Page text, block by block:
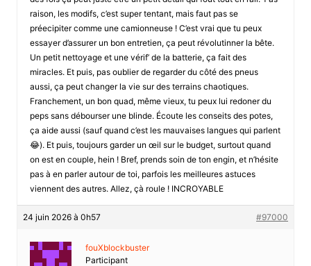
raison, les modifs, c’est super tentant, mais faut pas se
préecipiter comme une camionneuse ! C’est vrai que tu peux
essayer d’assurer un bon entretien, ça peut révolutinner la bête.
Un petit nettoyage et une vérif’ de la batterie, ça fait des
miracles. Et puis, pas oublier de regarder du côté des pneus
aussi, ça peut changer la vie sur des terrains chaotiques.
Franchement, un bon quad, même vieux, tu peux lui redoner du
peps sans débourser une blinde. Écoute les conseits des potes,
ça aide aussi (sauf quand c’est les mauvaises langues qui parlent
😂). Et puis, toujours garder un œil sur le budget, surtout quand
on est en couple, hein ! Bref, prends soin de ton engin, et n’hésite
pas à en parler autour de toi, parfois les meilleures astuces
viennent des autres. Allez, çà roule ! INCROYABLE
24 juin 2026 à 0h57 #97000
fouXblockbuster
Participant